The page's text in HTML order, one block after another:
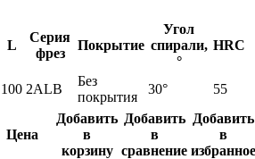
L
Серия
фрез
Покрытие
Угол
спирали,
°
HRC
100 2ALB
Без
покрытия
30° 55
Цена
Добавить
в
корзину
Добавить
в
сравнение
Добавить
в
избранное